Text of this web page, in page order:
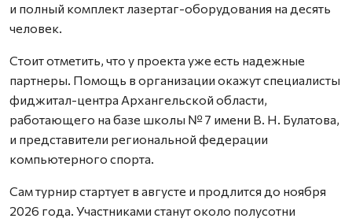
и полный комплект лазертаг-оборудования на десять
человек.
Стоит отметить, что у проекта уже есть надежные
партнеры. Помощь в организации окажут специалисты
фиджитал-центра Архангельской области,
работающего на базе школы № 7 имени В. Н. Булатова,
и представители региональной федерации
компьютерного спорта.
Сам турнир стартует в августе и продлится до ноября
2026 года. Участниками станут около полусотни